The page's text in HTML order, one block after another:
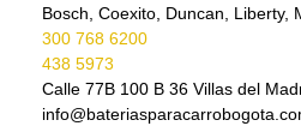
Bosch, Coexito, Duncan, Liberty,
300 768 6200
438 5973
Calle 77B 100 B 36 Villas del